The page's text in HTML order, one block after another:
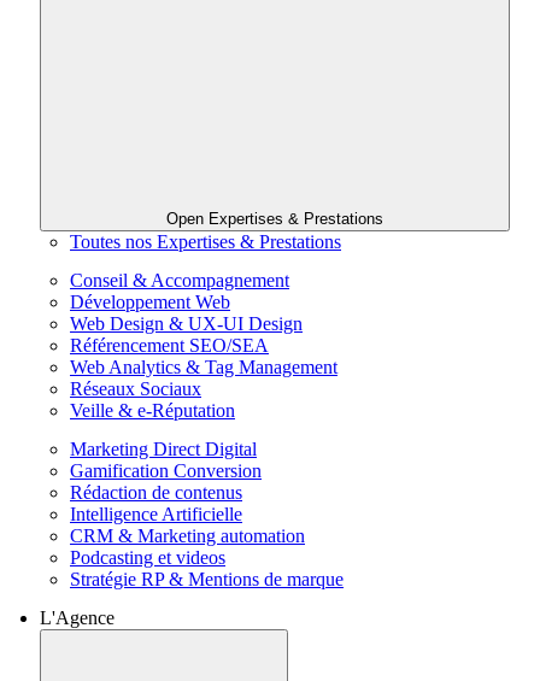
Open Expertises & Prestations
Toutes nos Expertises & Prestations
Conseil & Accompagnement
Développement Web
Web Design & UX-UI Design
Référencement SEO/SEA
Web Analytics & Tag Management
Réseaux Sociaux
Veille & e-Réputation
Marketing Direct Digital
Gamification Conversion
Rédaction de contenus
Intelligence Artificielle
CRM & Marketing automation
Podcasting et videos
Stratégie RP & Mentions de marque
L'Agence